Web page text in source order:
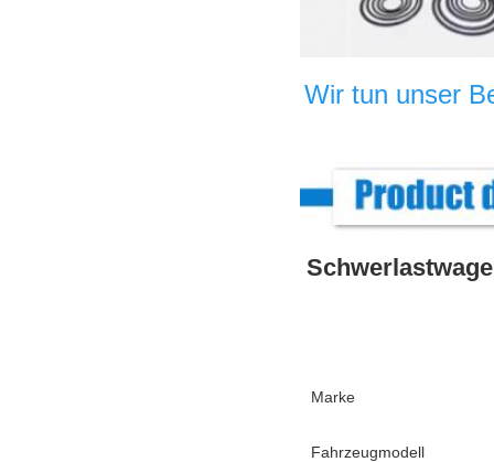
Wir tun unser
Marke
Fahrzeugmodell